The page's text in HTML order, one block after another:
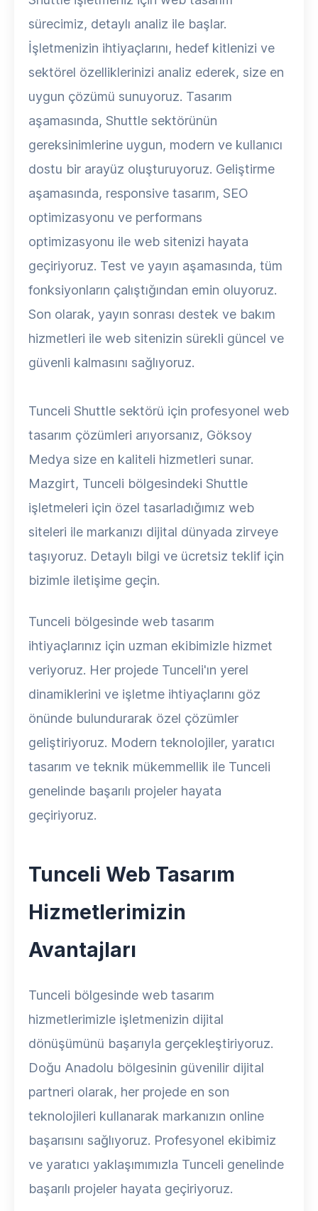
sürecimiz, detaylı analiz ile başlar.
İşletmenizin ihtiyaçlarını, hedef kitlenizi ve
sektörel özelliklerinizi analiz ederek, size en
uygun çözümü sunuyoruz. Tasarım
aşamasında, Shuttle sektörünün
gereksinimlerine uygun, modern ve kullanıcı
dostu bir arayüz oluşturuyoruz. Geliştirme
aşamasında, responsive tasarım, SEO
optimizasyonu ve performans
optimizasyonu ile web sitenizi hayata
geçiriyoruz. Test ve yayın aşamasında, tüm
fonksiyonların çalıştığından emin oluyoruz.
Son olarak, yayın sonrası destek ve bakım
hizmetleri ile web sitenizin sürekli güncel ve
güvenli kalmasını sağlıyoruz.
Tunceli Shuttle sektörü için profesyonel web
tasarım çözümleri arıyorsanız, Göksoy
Medya size en kaliteli hizmetleri sunar.
Mazgirt, Tunceli bölgesindeki Shuttle
işletmeleri için özel tasarladığımız web
siteleri ile markanızı dijital dünyada zirveye
taşıyoruz. Detaylı bilgi ve ücretsiz teklif için
bizimle iletişime geçin.
Tunceli bölgesinde web tasarım
ihtiyaçlarınız için uzman ekibimizle hizmet
veriyoruz. Her projede Tunceli'ın yerel
dinamiklerini ve işletme ihtiyaçlarını göz
önünde bulundurarak özel çözümler
geliştiriyoruz. Modern teknolojiler, yaratıcı
tasarım ve teknik mükemmellik ile Tunceli
genelinde başarılı projeler hayata
geçiriyoruz.
Tunceli Web Tasarım
Hizmetlerimizin
Avantajları
Tunceli bölgesinde web tasarım
hizmetlerimizle işletmenizin dijital
dönüşümünü başarıyla gerçekleştiriyoruz.
Doğu Anadolu bölgesinin güvenilir dijital
partneri olarak, her projede en son
teknolojileri kullanarak markanızın online
başarısını sağlıyoruz. Profesyonel ekibimiz
ve yaratıcı yaklaşımımızla Tunceli genelinde
başarılı projeler hayata geçiriyoruz.